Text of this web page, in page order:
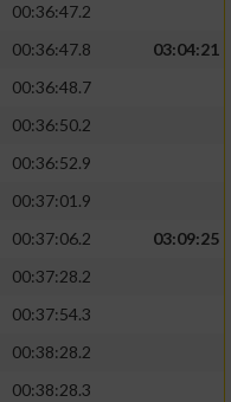
00:36:47.2
00:36:47.8
03:04:21
00:36:48.7
00:36:50.2
00:36:52.9
00:37:01.9
00:37:06.2
03:09:25
00:37:28.2
00:37:54.3
00:38:28.2
00:38:28.3